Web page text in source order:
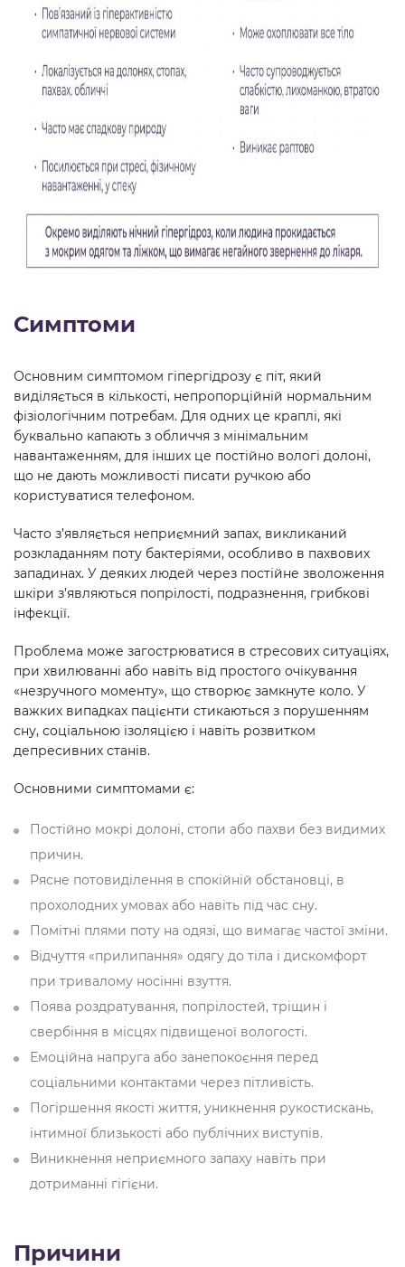
Симптоми
Основним симптомом гіпергідрозу є піт, який
виділяється в кількості, непропорційній нормальним
фізіологічним потребам. Для одних це краплі, які
буквально капають з обличчя з мінімальним
навантаженням, для інших це постійно вологі долоні,
що не дають можливості писати ручкою або
користуватися телефоном.
Часто з’являється неприємний запах, викликаний
розкладанням поту бактеріями, особливо в пахвових
западинах. У деяких людей через постійне зволоження
шкіри з’являються попрілості, подразнення, грибкові
інфекції.
Проблема може загострюватися в стресових ситуаціях,
при хвилюванні або навіть від простого очікування
«незручного моменту», що створює замкнуте коло. У
важких випадках пацієнти стикаються з порушенням
сну, соціальною ізоляцією і навіть розвитком
депресивних станів.
Основними симптомами є:
Постійно мокрі долоні, стопи або пахви без видимих
причин.
Рясне потовиділення в спокійній обстановці, в
прохолодних умовах або навіть під час сну.
Помітні плями поту на одязі, що вимагає частої зміни.
Відчуття «прилипання» одягу до тіла і дискомфорт
при тривалому носінні взуття.
Поява роздратування, попрілостей, тріщин і
свербіння в місцях підвищеної вологості.
Емоційна напруга або занепокоєння перед
соціальними контактами через пітливість.
Погіршення якості життя, уникнення рукостискань,
інтимної близькості або публічних виступів.
Виникнення неприємного запаху навіть при
дотриманні гігієни.
Причини